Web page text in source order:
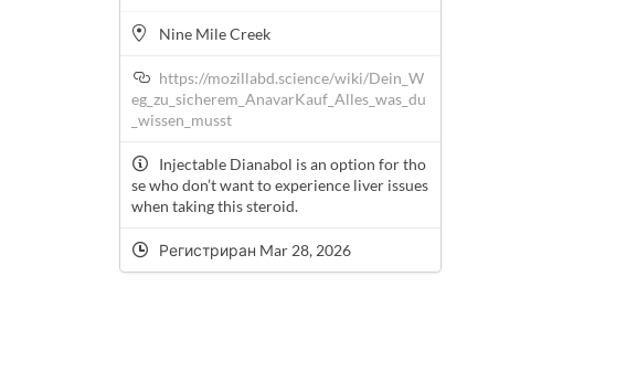
Nine Mile Creek
https://mozillabd.science/wiki/Dein_W
eg_zu_sicherem_AnavarKauf_Alles_was_du
_wissen_musst
Injectable Dianabol is an option for tho
se who don’t want to experience liver issues
when taking this steroid.
Регистриран Mar 28, 2026